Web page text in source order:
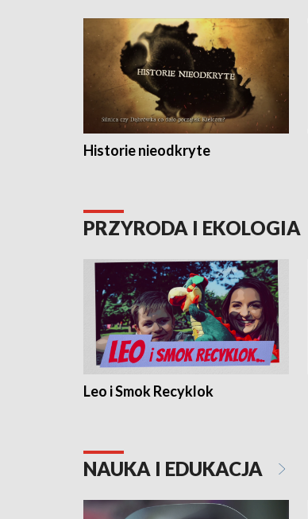
Historie nieodkryte
PRZYRODA I EKOLOGIA
Leo i Smok Recyklok
NAUKA I EDUKACJA